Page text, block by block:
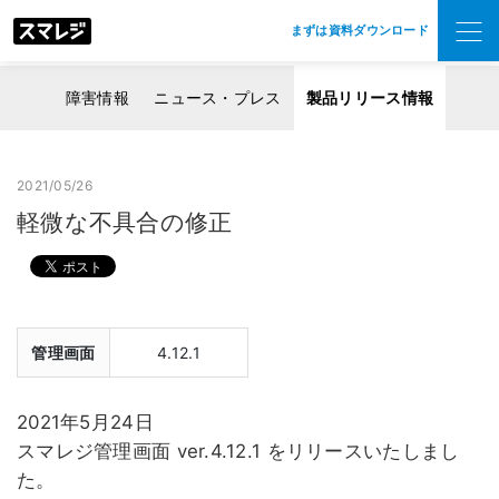
まずは資料ダウンロード
障害情報 ニュース・プレス 製品リリース情報
2021/05/26
軽微な不具合の修正
管理画面 4.12.1
2021年5月24日
スマレジ管理画面 ver.4.12.1 をリリースいたしまし
た。